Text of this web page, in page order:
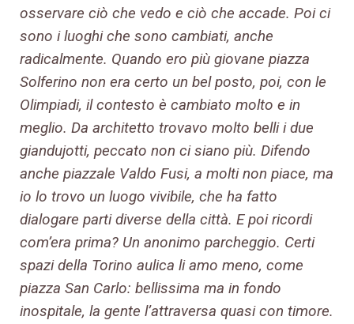
osservare ciò che vedo e ciò che accade. Poi ci
sono i luoghi che sono cambiati, anche
radicalmente. Quando ero più giovane piazza
Solferino non era certo un bel posto, poi, con le
Olimpiadi, il contesto è cambiato molto e in
meglio. Da architetto trovavo molto belli i due
giandujotti, peccato non ci siano più. Difendo
anche piazzale Valdo Fusi, a molti non piace, ma
io lo trovo un luogo vivibile, che ha fatto
dialogare parti diverse della città. E poi ricordi
com’era prima? Un anonimo parcheggio. Certi
spazi della Torino aulica li amo meno, come
piazza San Carlo: bellissima ma in fondo
inospitale, la gente l’attraversa quasi con timore.